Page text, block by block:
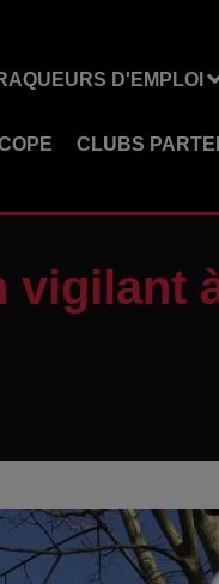
D'EMPLOI
CLUBS
vigilant